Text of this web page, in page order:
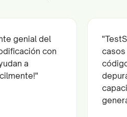
genial del
con
a
casos